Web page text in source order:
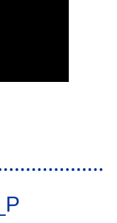
un instrumento para